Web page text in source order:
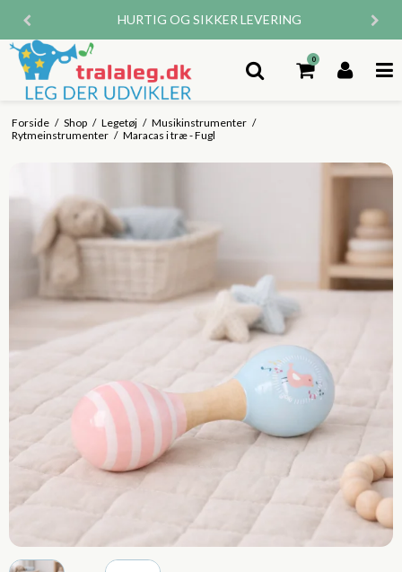
HURTIG OG SIKKER LEVERING
0
Forside / Shop / Legetøj / Musikinstrumenter /
Rytmeinstrumenter / Maracas i træ - Fugl